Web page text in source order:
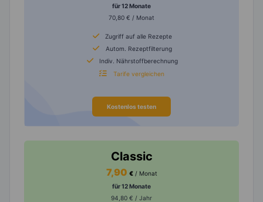
für 12 Monate
70,80 € / Monat
Zugriff auf alle Rezepte
Autom. Rezeptfilterung
Indiv. Nährstoffberechnung
Tarife vergleichen
Kostenlos testen
Classic
7,90 € / Monat
für 12 Monate
94,80 € / Jahr